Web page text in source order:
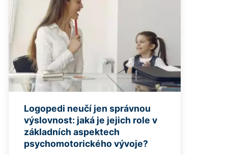
Logopedi neučí jen správnou
výslovnost: jaká je jejich role v
základních aspektech
psychomotorického vývoje?